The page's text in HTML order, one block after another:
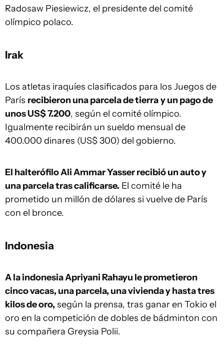
Radosaw Piesiewicz, el presidente del comité
olímpico polaco.
Irak
Los atletas iraquíes clasificados para los Juegos de
París recibieron una parcela de tierray un pago de
unos US$ 7.200, según el comité olímpico.
Igualmente recibirán un sueldo mensual de
400.000 dinares (US$ 300) del gobierno.
El halterófilo Ali Ammar Yasser recibió un auto y
una parcela tras calificarse. El comité le ha
prometido un millón de dólares si vuelve de París
con el bronce.
Indonesia
A la indonesia Apriyani Rahayu le prometieron
cinco vacas, una parcela, una vivienda y hasta tres
kilos de oro, según la prensa, tras ganar en Tokio el
oro en la competición de dobles de bádminton con
su compañera Greysia Polii.